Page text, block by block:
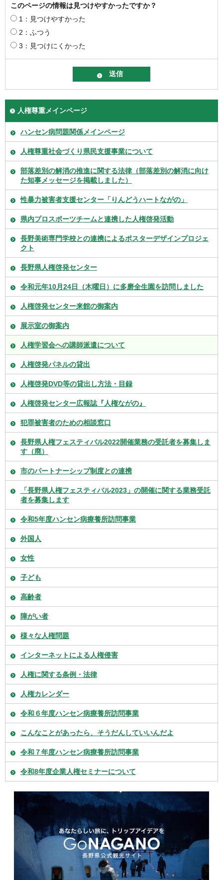
このページの情報は見つけやすかったですか？
1：見つけやすかった
2：ふつう
3：見つけにくかった
人権尊重メインページ
ハンセン病問題関係メインページ
人権尊重社会づくり県民支援事業について
部落差別の解消の推進に関する法律（部落差別の解消に向け
た知事メッセージを掲載しました）
性暴力被害者支援センター「りんどうハートながの」
県内プロスポーツチームと連携した人権啓発活動
長野美術専門学校との連携によるポスターデザインプロジェ
クト
長野県人権啓発センター
令和元年10月24日（木曜日）に多磨全生園を訪問しました
人権啓発センター来館の御案内
展示室の御案内
人権学習会への講師派遣について
人権啓発パネルの貸出
人権啓発DVD等の貸出し方法・目録
人権啓発センター広報誌『人権ながの』
犯罪被害者のための相談窓口
長野県人権フェスティバル2022開催業務の受託者を募集しま
す（廃）
市のパートナーシップ制度との連携
「長野県人権フェスティバル2023」の開催に関する業務受託
者を募集します
令和5年度ハンセン病療養所訪問事業
外国人
女性
子ども
高齢者
障がい者
様々な人権問題
インターネットによる人権侵害
人権に関する条例・法律
人権カレンダー
令和６年度ハンセン病療養所訪問事業
こんなことがあったら、そうだんしていいんだよ
令和７年度ハンセン病療養所訪問事業
令和8年度企業人権セミナーについて